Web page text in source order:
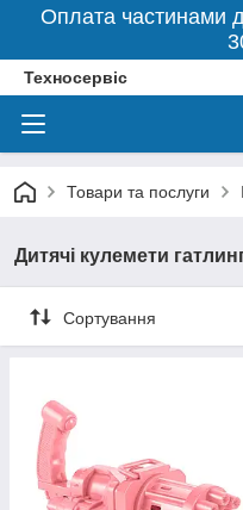
Оплата частинами
Техносервіс
Товари та послуги
Дитячі кулемети
Сортування